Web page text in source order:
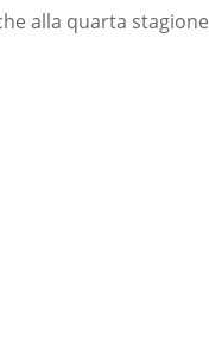
alla quarta stagione